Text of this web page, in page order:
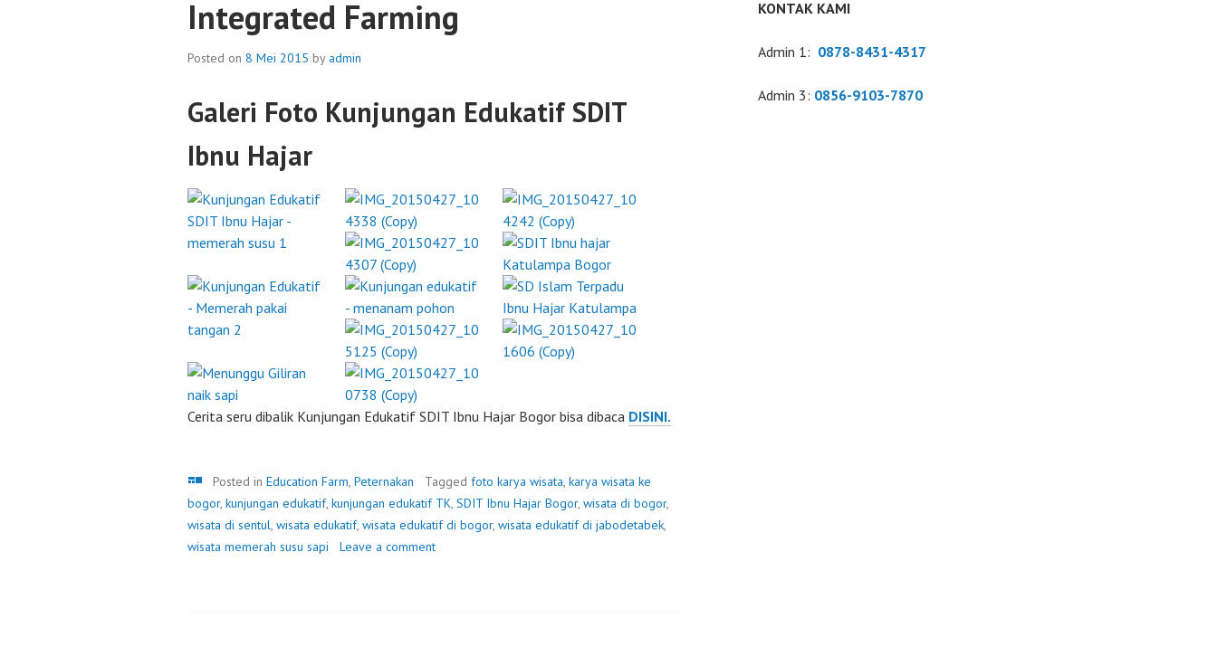
Integrated Farming
Posted on 8 Mei 2015 by admin
Galeri Foto Kunjungan Edukatif SDIT
Ibnu Hajar
Cerita seru dibalik Kunjungan Edukatif SDIT Ibnu Hajar Bogor bisa dibaca DISINI.
Galeri
Posted in Education Farm, Peternakan Tagged foto karya wisata, karya wisata ke
bogor, kunjungan edukatif, kunjungan edukatif TK, SDIT Ibnu Hajar Bogor, wisata di bogor,
wisata di sentul, wisata edukatif, wisata edukatif di bogor, wisata edukatif di jabodetabek,
wisata memerah susu sapi
Leave a comment
KONTAK KAMI
Admin 1: 0878-8431-4317
Admin 3: 0856-9103-7870